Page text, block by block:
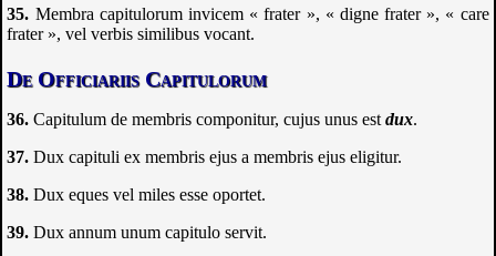
Membra capitulorum invicem « frater », « digne frater », « care
frater », vel verbis similibus vocant.
De Officiariis Capitulorum
Capitulum de membris componitur, cujus unus estdux.
Dux capituli ex membris ejus a membris ejus eligitur.
Dux eques vel miles esse oportet.
Dux annum unum capitulo servit.